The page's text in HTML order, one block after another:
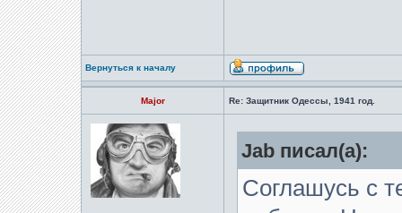
Вернуться к началу
Major Re: Защитник Одессы, 1941 год.
Jab писал(а):
Соглашусь с